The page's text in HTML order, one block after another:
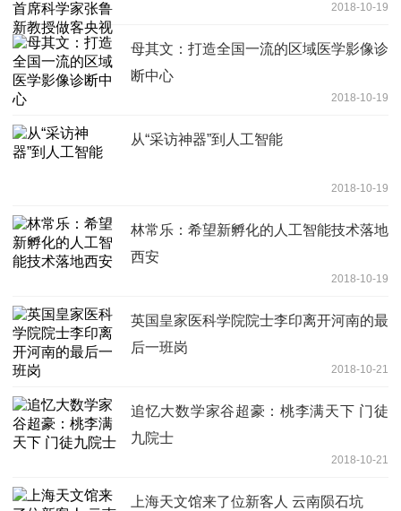
2018-10-19
母其文：打造全国一流的区域医学影像诊
断中心
2018-10-19
从“采访神器”到人工智能
2018-10-19
林常乐：希望新孵化的人工智能技术落地
西安
2018-10-19
英国皇家医科学院院士李印离开河南的最
后一班岗
2018-10-21
追忆大数学家谷超豪：桃李满天下 门徒
九院士
2018-10-21
上海天文馆来了位新客人 云南陨石坑